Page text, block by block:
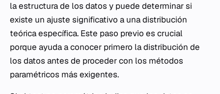
la estructura de los datos y puede determinar si
existe un ajuste significativo a una distribución
teórica específica. Este paso previo es crucial
porque ayuda a conocer primero la distribución de
los datos antes de proceder con los métodos
paramétricos más exigentes.